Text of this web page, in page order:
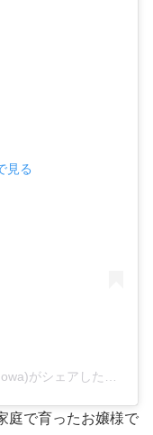
見る
庭で育ったお嬢様で